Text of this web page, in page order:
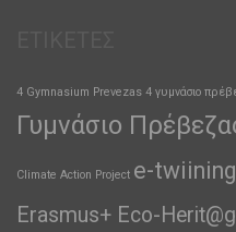
4 Gymnasium Prevezas 4 γυμνάσιο
Γυμνάσιο
Climate Action Project e-twiining
Erasmus+ Eco-